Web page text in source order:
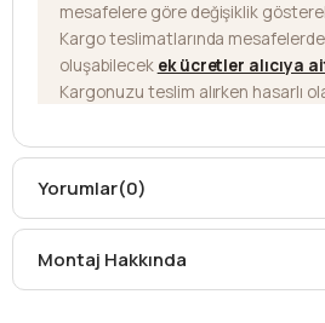
mesafelere göre değişiklik
Kargo teslimatlarında
oluşabilecek ek ücretler alıcıya
Kargonuzu teslim alırken hasarlı
yazdırmanız gerekmektedir.
yapılamamaktadır.
Yorumlar(0)
Montaj Hakkında